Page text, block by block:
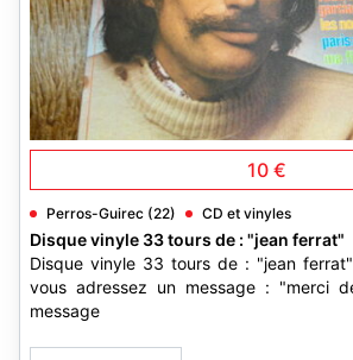
10 €
Perros-Guirec (22) CD et vinyles
Disque vinyle 33 tours de : "jean ferrat"
Disque vinyle 33 tours de : "jean
vous adressez un message : "merci
message